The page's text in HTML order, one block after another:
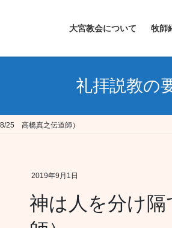
大宮教会について 牧師
礼拝説教の
25 高橋真之伝道師）
2019年9月1日
神は人を分け